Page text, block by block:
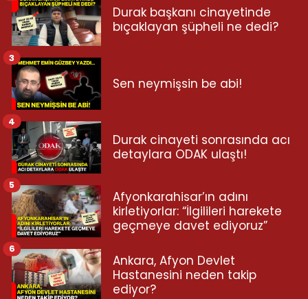
Durak başkanı cinayetinde
bıçaklayan şüpheli ne dedi?
Sen neymişsin be abi!
3
Durak cinayeti sonrasında acı
detaylara ODAK ulaştı!
4
Afyonkarahisar’ın adını
kirletiyorlar: “İlgilileri harekete
geçmeye davet ediyoruz”
5
Ankara, Afyon Devlet
Hastanesini neden takip
ediyor?
6